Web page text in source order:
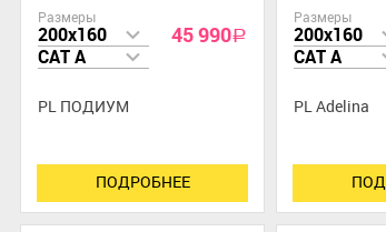
Размеры
200x160
CAT A
45 990a
PL ПОДИУМ
ПОДРОБНЕЕ
Размеры
200x160
CAT A
PL Adelina